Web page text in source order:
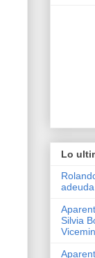
Lo
Silvia